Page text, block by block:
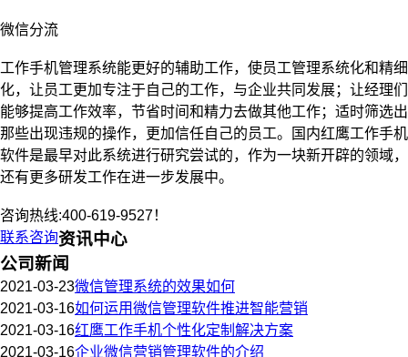
微信分流
工作手机管理系统能更好的辅助工作，使员工管理系统化和精细
化，让员工更加专注于自己的工作，与企业共同发展；让经理们
能够提高工作效率，节省时间和精力去做其他工作；适时筛选出
那些出现违规的操作，更加信任自己的员工。国内红鹰工作手机
软件是最早对此系统进行研究尝试的，作为一块新开辟的领域，
还有更多研发工作在进一步发展中。
咨询热线:400-619-9527！
联系咨询资讯中心
公司新闻
2021-03-23微信管理系统的效果如何
2021-03-16如何运用微信管理软件推进智能营销
2021-03-16红鹰工作手机个性化定制解决方案
2021-03-16企业微信营销管理软件的介绍